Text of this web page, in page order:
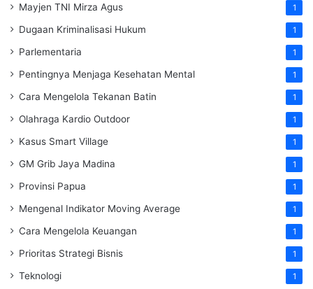
Mayjen TNI Mirza Agus 1
Dugaan Kriminalisasi Hukum 1
Parlementaria 1
Pentingnya Menjaga Kesehatan Mental 1
Cara Mengelola Tekanan Batin 1
Olahraga Kardio Outdoor 1
Kasus Smart Village 1
GM Grib Jaya Madina 1
Provinsi Papua 1
Mengenal Indikator Moving Average 1
Cara Mengelola Keuangan 1
Prioritas Strategi Bisnis 1
Teknologi 1